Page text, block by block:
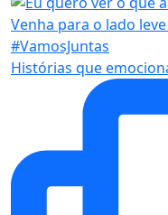
Histórias que